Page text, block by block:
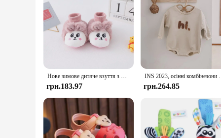
for yourself. Their delightful design and soft texture make
these plush animals are sure to be a hit.
Нове зимове дитяче взуття з милими 3D мультяшними тваринами 2024, теплі пухнасті дитячі шкарпетки для новонароджених, нековзкі домашні тапочки
грн.183.97
INS 2023, осінні комбінезони для
грн.264.85